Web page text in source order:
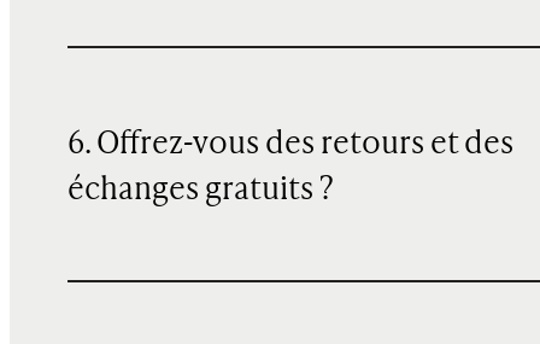
6. Offrez-vous des retours et des
échanges gratuits ?